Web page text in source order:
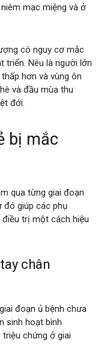
mạc miệng và ở
có nguy cơ mắc
triển. Nêu là người lớn
hơn và vùng ôn
và đầu mùa thu
đới.
bị mắc
qua từng giai đoạn
đó giúp các phụ
trị một cách hiệu
chân
đoạn ủ bệnh chưa
sinh hoạt bình
chứng ở giai